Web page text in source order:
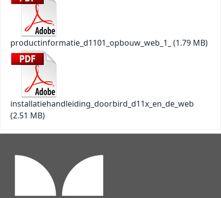
productinformatie_d1101_opbouw_web_1_ (1.79 MB)
installatiehandleiding_doorbird_d11x_en_de_web
(2.51 MB)